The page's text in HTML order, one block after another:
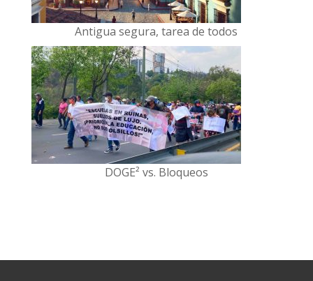
Antigua segura, tarea de todos
DOGE² vs. Bloqueos